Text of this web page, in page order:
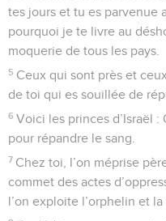
tes jours et tu es parvenue
pourquoi je te livre au
moquerie de tous les pays.
5 Ceux qui sont près et
de toi qui es souillée de
6 Voici les princes d’Israël :
pour répandre le sang.
7 Chez toi, l’on méprise
commet des actes
l’on exploite l’orphelin et la